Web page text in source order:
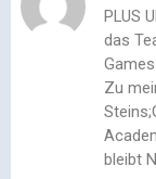
PLUS
das
Zu
bleibt